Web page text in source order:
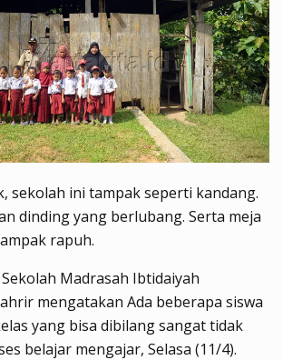
sekolah ini tampak seperti kandang.
dinding yang berlubang. Serta meja
rapuh.
Madrasah Ibtidaiyah
mengatakan Ada beberapa siswa
yang bisa dibilang sangat tidak
belajar mengajar, Selasa (11/4).